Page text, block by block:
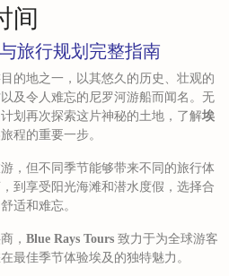
间
旅行规划完整指南
的地之一，以其悠久的历史、壮观的
及令人难忘的尼罗河游船而闻名。无
划再次探索这片神秘的土地，了解埃
程的重要一步。
，但不同季节能够带来不同的旅行体
到享受阳光海滩和潜水度假，选择合
适和难忘。
， Blue Rays Tours 致力于为全球游客
最佳季节体验埃及的独特魅力。